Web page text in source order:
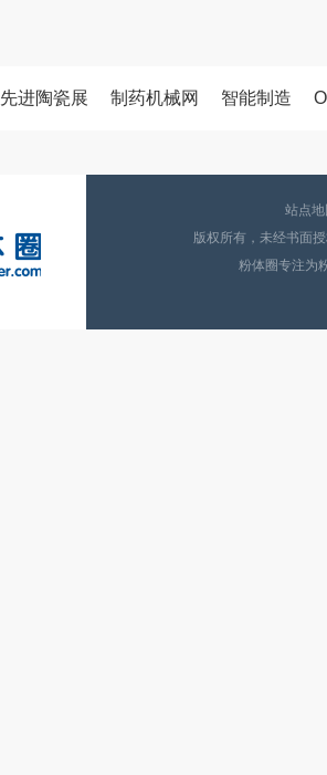
先进陶瓷展 制药机械网 智能制造
站点
版权所有，未经书面
粉体圈专注为